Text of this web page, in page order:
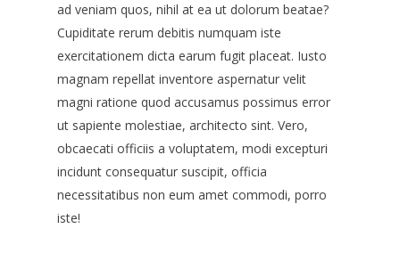
ad veniam quos, nihil at ea ut dolorum beatae?
Cupiditate rerum debitis numquam iste
exercitationem dicta earum fugit placeat. Iusto
magnam repellat inventore aspernatur velit
magni ratione quod accusamus possimus error
ut sapiente molestiae, architecto sint. Vero,
obcaecati officiis a voluptatem, modi excepturi
incidunt consequatur suscipit, officia
necessitatibus non eum amet commodi, porro
iste!